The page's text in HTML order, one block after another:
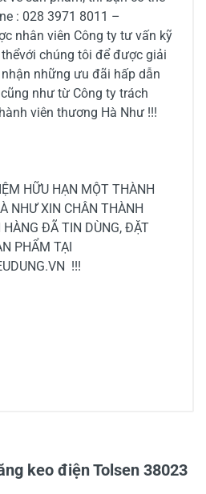
: 028 3971 8011 –
nhân viên Công ty tư vấn kỹ
chúng tôi để được giải
những ưu đãi hấp dẫn
như từ Công ty trách
viên thương Hà Như !!!
HỮU HẠN MỘT THÀNH
NHƯ XIN CHÂN THÀNH
HÀNG ĐÃ TIN DÙNG, ĐẶT
PHẨM TẠI
!!!
keo điện Tolsen 38023